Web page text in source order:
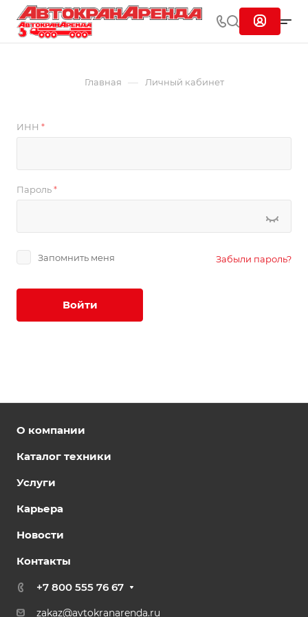
Главная — Личный кабинет
ИНН *
Пароль*
Запомнить меня Забыли пароль?
Войти
О компании
Каталог техники
Услуги
Карьера
Новости
Контакты
+7 800 555 76 67
zakaz@avtokranarenda.ru